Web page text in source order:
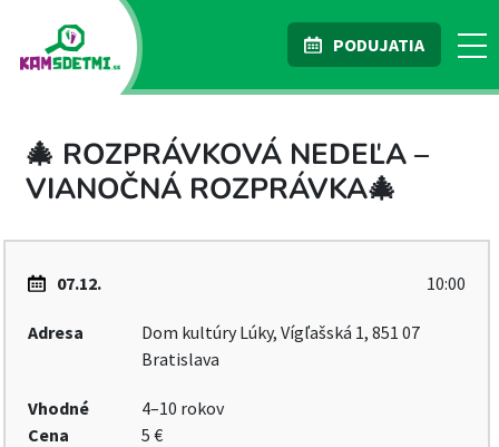
PODUJATIA
🎄 ROZPRÁVKOVÁ NEDEĽA –
VIANOČNÁ ROZPRÁVKA🎄
07.12. 10:00
Adresa
Dom kultúry Lúky, Vígľašská 1, 851 07
Bratislava
Vhodné
4–10 rokov
Cena
5 €